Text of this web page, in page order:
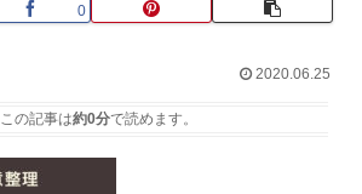
0
2020.06.25
この記事は約0分で読めます。